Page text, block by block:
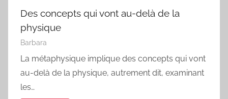
Des concepts qui vont au-delà de la
physique
Barbara
La métaphysique implique des concepts qui vont
au-delà de la physique, autrement dit, examinant
les…